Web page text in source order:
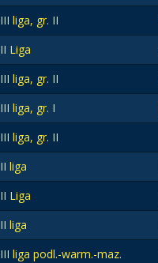
III liga, gr. II
II Liga
III liga, gr. II
III liga, gr. I
III liga, gr. II
II liga
II Liga
II liga
III liga podl.-warm.-maz.